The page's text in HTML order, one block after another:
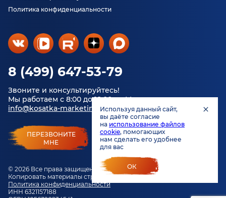
8 (499) 647-53-79
Звоните и консультируйтесь!
Мы работаем с 8:00 до 18:00 по Москве.
info@kosatka-marketing.ru
ПЕРЕЗВОНИТЕ
МНЕ
© 2026 Все права защищены.
Копировать материалы строго запрещено.
Политика конфиденциальности
ИНН 6321157188
Политика конфиденциальности
Используя данный сайт,
вы даёте согласие
на использование файлов
cookie, помогающих
нам сделать его удобнее
для вас
ОК